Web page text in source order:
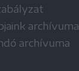
archívuma
archívuma